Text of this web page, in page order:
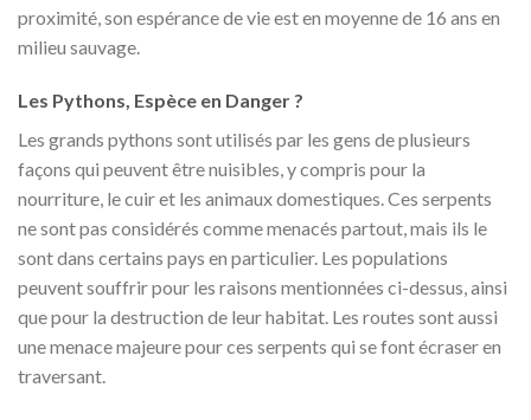
proximité, son espérance de vie est en moyenne de 16 ans en
milieu sauvage.
Les Pythons, Espèce en Danger ?
Les grands pythons sont utilisés par les gens de plusieurs
façons qui peuvent être nuisibles, y compris pour la
nourriture, le cuir et les animaux domestiques. Ces serpents
ne sont pas considérés comme menacés partout, mais ils le
sont dans certains pays en particulier. Les populations
peuvent souffrir pour les raisons mentionnées ci-dessus, ainsi
que pour la destruction de leur habitat. Les routes sont aussi
une menace majeure pour ces serpents qui se font écraser en
traversant.